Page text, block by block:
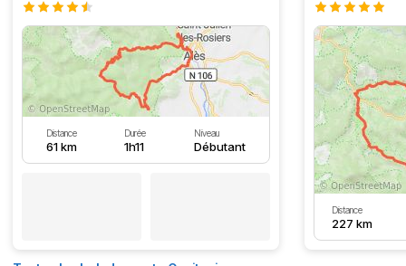
Distance
61 km
Durée
1h11
Niveau
Débutant
Distance
227 km